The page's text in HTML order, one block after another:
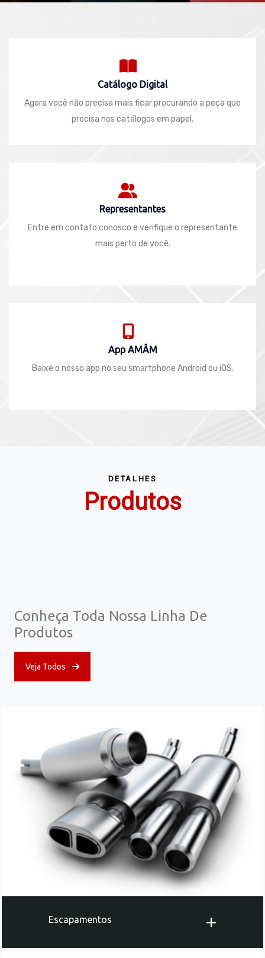
Catálogo Digital
Agora você não precisa mais ficar procurando a peça que
precisa nos catálogos em papel.
Representantes
Entre em contato conosco e verifique o representante
mais perto de você.
App AMÂM
Baixe o nosso app no seu smartphone Android ou iOS.
DETALHES
Produtos
Conheça Toda Nossa Linha De
Produtos
Veja Todos
Escapamentos